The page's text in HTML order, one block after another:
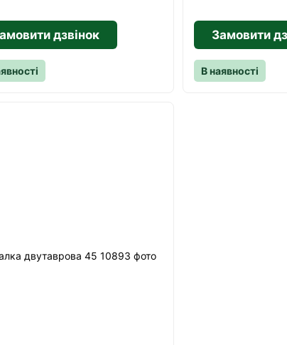
дзвінок Замовити
В наявності